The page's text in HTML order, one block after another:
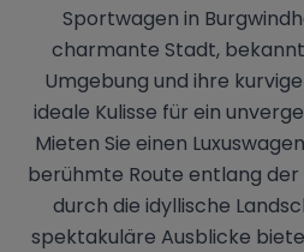
Sportwagen in
charmante Stadt,
Umgebung und ihre
ideale Kulisse für ein
Mieten Sie einen
berühmte Route entlang der
durch die idyllische
spektakuläre Ausblicke